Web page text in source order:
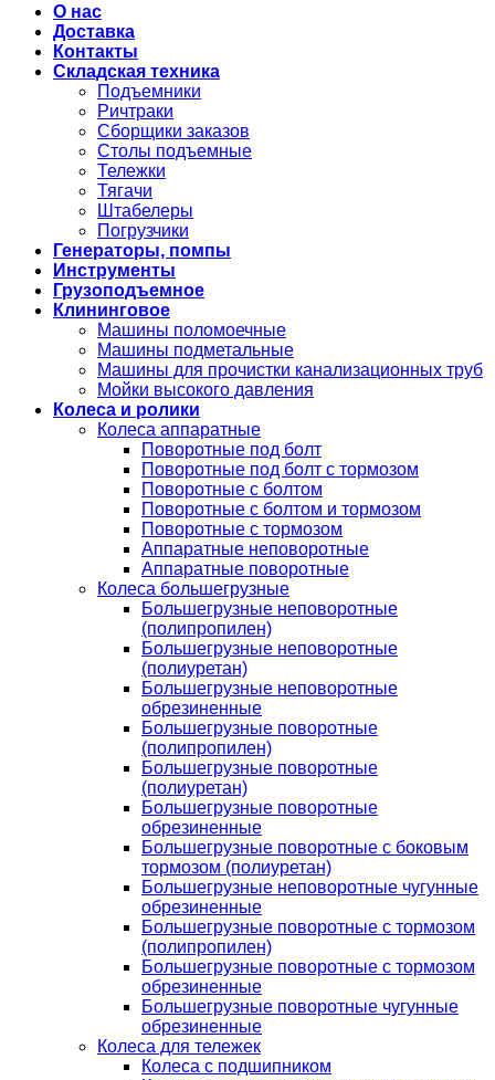
О нас
Доставка
Контакты
Складская техника
Подъемники
Ричтраки
Сборщики заказов
Столы подъемные
Тележки
Тягачи
Штабелеры
Погрузчики
Генераторы, помпы
Инструменты
Грузоподъемное
Клининговое
Машины поломоечные
Машины подметальные
Машины для прочистки канализационных труб
Мойки высокого давления
Колеса и ролики
Колеса аппаратные
Поворотные под болт
Поворотные под болт с тормозом
Поворотные с болтом
Поворотные с болтом и тормозом
Поворотные с тормозом
Аппаратные неповоротные
Аппаратные поворотные
Колеса большегрузные
Большегрузные неповоротные
(полипропилен)
Большегрузные неповоротные
(полиуретан)
Большегрузные неповоротные
обрезиненные
Большегрузные поворотные
(полипропилен)
Большегрузные поворотные
(полиуретан)
Большегрузные поворотные
обрезиненные
Большегрузные поворотные с боковым
тормозом (полиуретан)
Большегрузные неповоротные чугунные
обрезиненные
Большегрузные поворотные с тормозом
(полипропилен)
Большегрузные поворотные с тормозом
обрезиненные
Большегрузные поворотные чугунные
обрезиненные
Колеса для тележек
Колеса с подшипником